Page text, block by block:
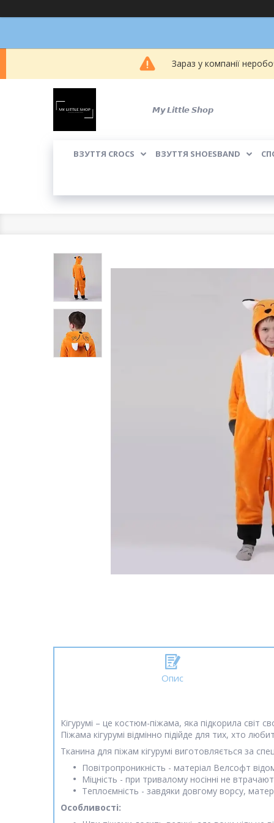
Зараз у компанії
𝙈𝙮 𝙇𝙞𝙩𝙩𝙡𝙚 𝙎𝙝𝙤𝙥
ВЗУТТЯ CROCS ВЗУТТЯ SHOESBAND
Опис
Кігурумі – це костюм-піжама, яка підкорила світ
Піжама кігурумі відмінно підійде для тих, хто
Тканина для піжам кігурумі виготовляється за
Повітропроникність - матеріал Велсофт
Міцність - при тривалому носінні не
Теплоємність - завдяки довгому ворсу,
Особливості: